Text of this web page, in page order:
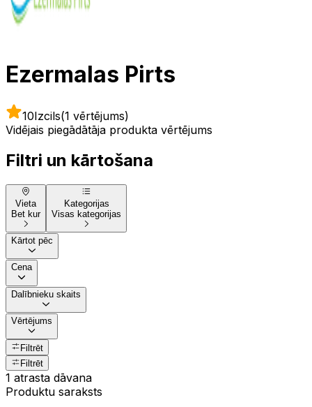
Ezermalas Pirts
10Izcils(1 vērtējums)
Vidējais piegādātāja produkta vērtējums
Filtri un kārtošana
Vieta
Bet kur
Kategorijas
Visas kategorijas
Kārtot pēc
Cena
Dalībnieku skaits
Vērtējums
Filtrēt
Filtrēt
1 atrasta dāvana
Produktu saraksts